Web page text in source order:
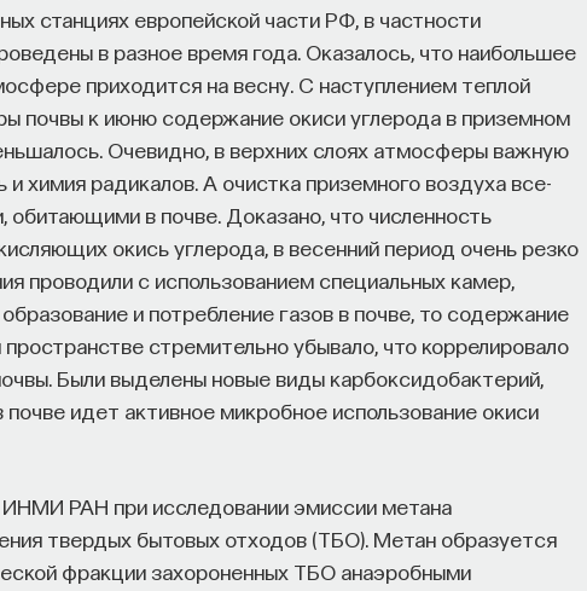
станциях европейской части РФ, в частности
в разное время года. Оказалось, что наибольшее
приходится на весну. С наступлением теплой
почвы к июню содержание окиси углерода в приземном
Очевидно, в верхних слоях атмосферы важную
и химия радикалов. А очистка приземного воздуха все-
обитающими в почве. Доказано, что численность
окись углерода, в весенний период очень резко
проводили с использованием специальных камер,
и потребление газов в почве, то содержание
стремительно убывало, что коррелировало
Были выделены новые виды карбоксидобактерий,
идет активное микробное использование окиси
РАН при исследовании эмиссии метана
твердых бытовых отходов (ТБО). Метан образуется
фракции захороненных ТБО анаэробными